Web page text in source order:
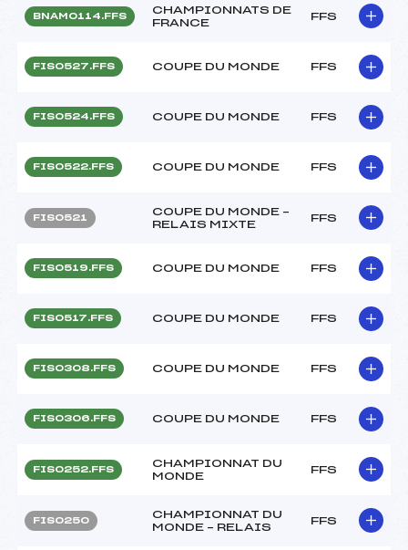
BNAM0114.FFS
CHAMPIONNATS DE
FRANCE
FFS
FIS0527.FFS COUPE DU MONDE FFS
FIS0524.FFS COUPE DU MONDE FFS
FIS0522.FFS COUPE DU MONDE FFS
FIS0521
COUPE DU MONDE –
RELAIS MIXTE
FFS
FIS0519.FFS COUPE DU MONDE FFS
FIS0517.FFS COUPE DU MONDE FFS
FIS0308.FFS COUPE DU MONDE FFS
FIS0306.FFS COUPE DU MONDE FFS
FIS0252.FFS
CHAMPIONNAT DU
MONDE
FFS
FIS0250
CHAMPIONNAT DU
MONDE – RELAIS
FFS